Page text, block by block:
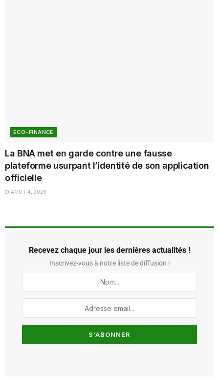
ECO-FINANCE
La BNA met en garde contre une fausse
plateforme usurpant l’identité de son application
officielle
AOÛT 4, 2026
Recevez chaque jour les dernières actualités !
Inscrivez-vous à notre liste de diffusion !